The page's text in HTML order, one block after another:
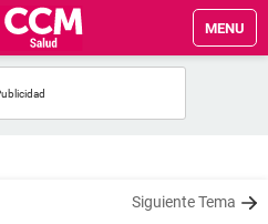
MENU
Siguiente Tema